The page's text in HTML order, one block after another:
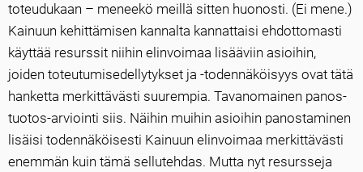
toteudukaan – meneekö meillä sitten huonosti. (Ei mene.)
Kainuun kehittämisen kannalta kannattaisi ehdottomasti
käyttää resurssit niihin elinvoimaa lisääviin asioihin,
joiden toteutumisedellytykset ja -todennäköisyys ovat tätä
hanketta merkittävästi suurempia. Tavanomainen panos-
tuotos-arviointi siis. Näihin muihin asioihin panostaminen
lisäisi todennäköisesti Kainuun elinvoimaa merkittävästi
enemmän kuin tämä sellutehdas. Mutta nyt resursseja